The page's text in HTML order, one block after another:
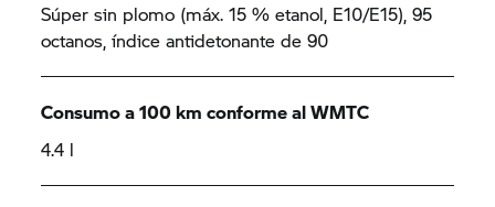
Súper sin plomo (máx. 15 % etanol, E10/E15), 95
octanos, índice antidetonante de 90
Consumo a 100 km conforme al WMTC
4.4 l